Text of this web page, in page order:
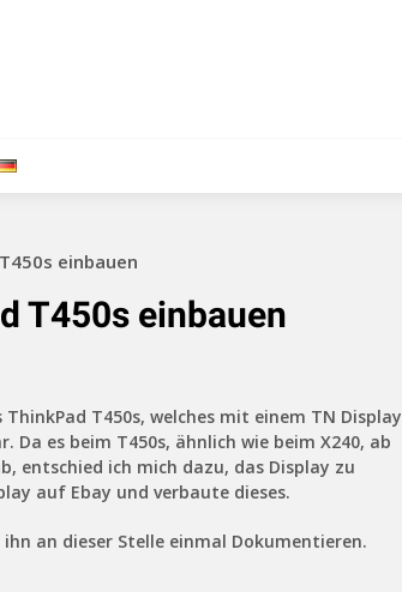
einbauen
T450s einbauen
T450s, welches mit einem TN Display
es beim T450s, ähnlich wie beim X240, ab
entschied ich mich dazu, das Display zu
auf Ebay und verbaute dieses.
an dieser Stelle einmal Dokumentieren.